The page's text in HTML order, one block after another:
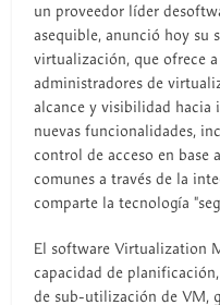
un proveedor líder
asequible, anunció hoy su
virtualización, que ofrece
administradores de
alcance y visibilidad hacia
nuevas funcionalidades,
control de acceso en base
comunes a través de la
comparte la tecnología
El software Virtualization
capacidad de
de sub-utilización de VM,